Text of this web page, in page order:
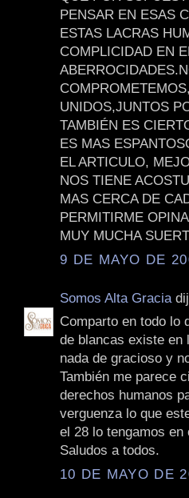
PENSAR EN ESAS
ESTAS LACRAS
COMPLICIDAD EN
UNIDOS,JUNTOS
TAMBIÉN ES
ES MAS
EL ARTICULO,
NOS TIENE
MAS CERCA DE
PERMITIRME
MUY MUCHA
9 DE MAYO DE
Somos Alta Gracia
Comparto en todo lo
de blancas existe en
nada de gracioso y
También me parece
derechos humanos
verguenza lo que
el 28 lo tengamos en
Saludos a todos.
10 DE MAYO DE